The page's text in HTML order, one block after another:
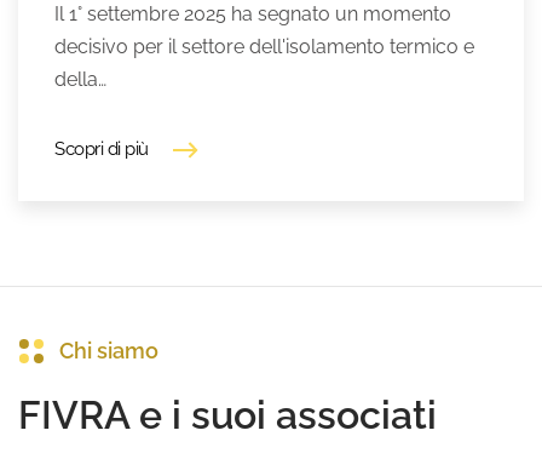
Il 1° settembre 2025 ha segnato un momento
decisivo per il settore dell'isolamento termico e
della…
Scopri di più
Chi siamo
FIVRA e i suoi associati